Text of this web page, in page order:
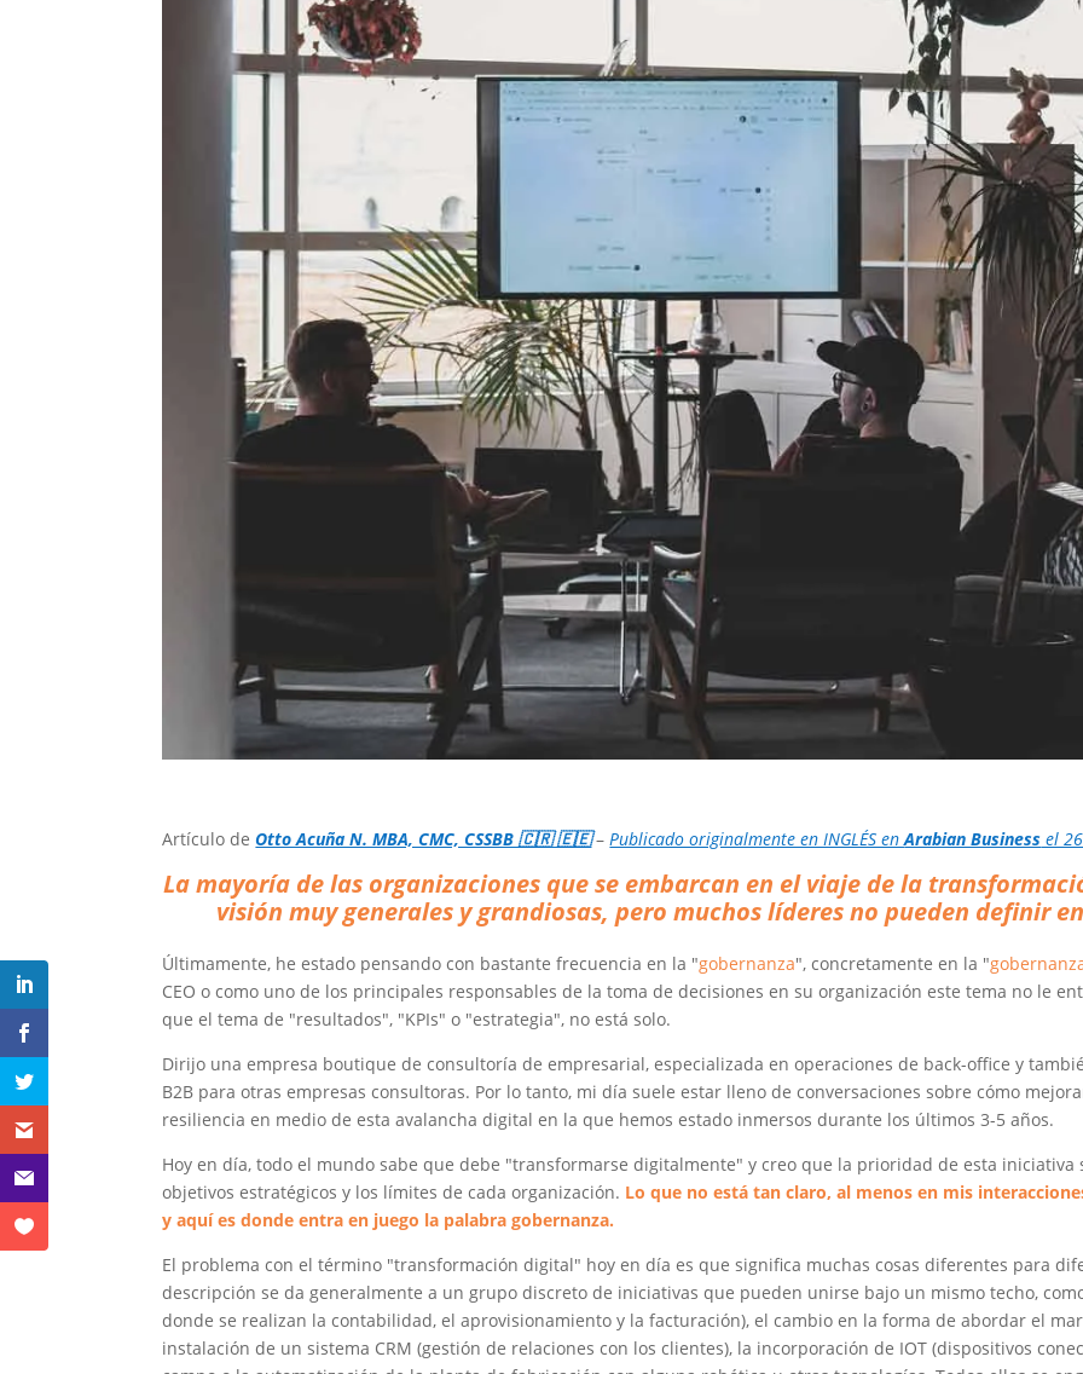
Artículo deOtto Acuña N. MBA, CMC, CSSBB 🇨🇷 🇪🇪– Publicado originalmente en INGLÉS enArabian Business el
La mayoría de las organizaciones que se embarcan en el viaje de la
visión muy generales y grandiosas, pero muchos líderes no pueden definir
Últimamente, he estado pensando con bastante frecuencia en la "gobernanza", concretamente en la "
CEO o como uno de los principales responsables de la toma de decisiones en su organización este tema no le
que el tema de "resultados", "KPIs" o "estrategia", no está solo.
Dirijo una empresa boutique de consultoría de empresarial, especializada en operaciones de back-office y
B2B para otras empresas consultoras. Por lo tanto, mi día suele estar lleno de conversaciones sobre cómo
resiliencia en medio de esta avalancha digital en la que hemos estado inmersos durante los últimos 3-5 años.
Hoy en día, todo el mundo sabe que debe "transformarse digitalmente" y creo que la prioridad de esta iniciativa
objetivos estratégicos y los límites de cada organización. Lo que no está tan claro, al menos en mis
y aquí es donde entra en juego la palabra gobernanza.
El problema con el término "transformación digital" hoy en día es que significa muchas cosas diferentes para
descripción se da generalmente a un grupo discreto de iniciativas que pueden unirse bajo un mismo techo,
donde se realizan la contabilidad, el aprovisionamiento y la facturación), el cambio en la forma de abordar el
instalación de un sistema CRM (gestión de relaciones con los clientes), la incorporación de IOT (dispositivos